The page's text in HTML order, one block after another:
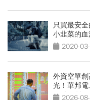
只買最安
小韭菜的
2020-
外資空單
光！華邦
Q3大行情
2026-